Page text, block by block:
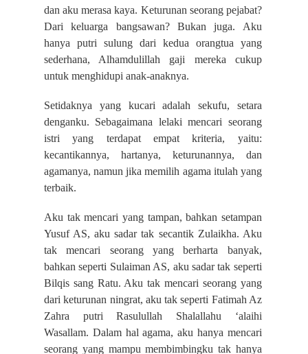
dan aku merasa kaya. Keturunan seorang pejabat?
Dari keluarga bangsawan? Bukan juga. Aku
hanya putri sulung dari kedua orangtua yang
sederhana, Alhamdulillah gaji mereka cukup
untuk menghidupi anak-anaknya.
Setidaknya yang kucari adalah sekufu, setara
denganku. Sebagaimana lelaki mencari seorang
istri yang terdapat empat kriteria, yaitu:
kecantikannya, hartanya, keturunannya, dan
agamanya, namun jika memilih agama itulah yang
terbaik.
Aku tak mencari yang tampan, bahkan setampan
Yusuf AS, aku sadar tak secantik Zulaikha. Aku
tak mencari seorang yang berharta banyak,
bahkan seperti Sulaiman AS, aku sadar tak seperti
Bilqis sang Ratu. Aku tak mencari seorang yang
dari keturunan ningrat, aku tak seperti Fatimah Az
Zahra putri Rasulullah Shalallahu ‘alaihi
Wasallam. Dalam hal agama, aku hanya mencari
seorang yang mampu membimbingku tak hanya